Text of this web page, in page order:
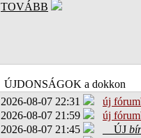
TOVÁBB
ÚJDONSÁGOK a dokkon
2026-08-07 22:31
új
2026-08-07 21:59
új
2026-08-07 21:45
ÚJ